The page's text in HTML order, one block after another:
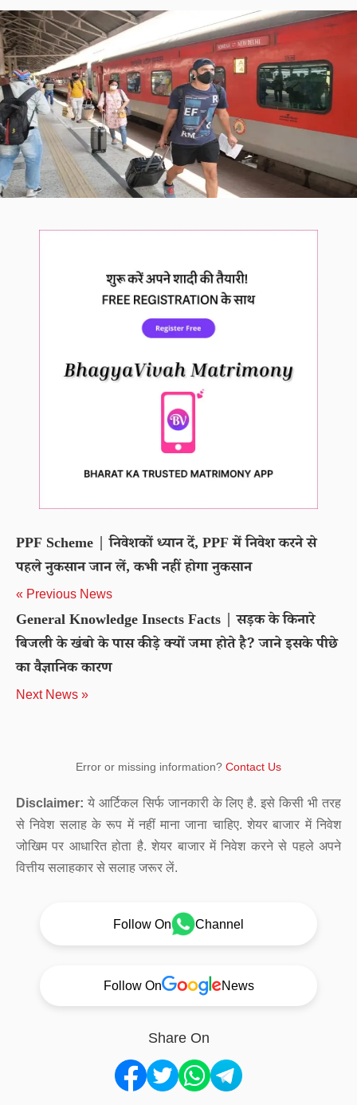
PPF Scheme | निवेशकों ध्यान दें, PPF में निवेश करने से
पहले नुकसान जान लें, कभी नहीं होगा नुकसान
« Previous News
General Knowledge Insects Facts | सड़क के किनारे
बिजली के खंबो के पास कीड़े क्यों जमा होते है? जाने इसके पीछे
का वैज्ञानिक कारण
Next News »
Error or missing information? Contact Us
Disclaimer: ये आर्टिकल सिर्फ जानकारी के लिए है. इसे किसी भी तरह
से निवेश सलाह के रूप में नहीं माना जाना चाहिए. शेयर बाजार में निवेश
जोखिम पर आधारित होता है. शेयर बाजार में निवेश करने से पहले अपने
वित्तीय सलाहकार से सलाह जरूर लें.
Follow On Channel
Follow On News
Share On